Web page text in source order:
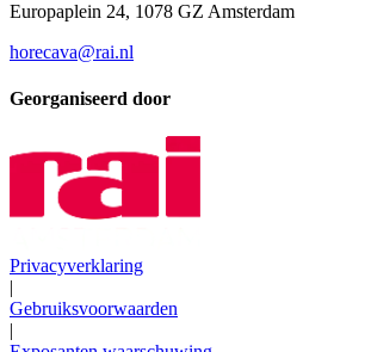
Europaplein 24, 1078 GZ Amsterdam
horecava@rai.nl
Georganiseerd door
Privacyverklaring
|
Gebruiksvoorwaarden
|